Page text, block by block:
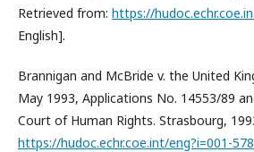
Retrieved from: https://
English].
Brannigan and McBride v. the United
May 1993, Applications No. 14553/89
Court of Human Rights. Strasbourg,
https://hudoc.echr.coe.int/eng?i=001-